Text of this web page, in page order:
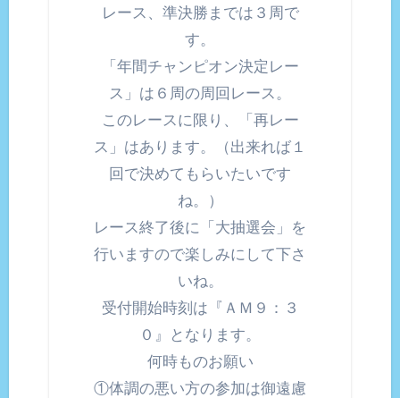
レース、準決勝までは３周で
す。
「年間チャンピオン決定レー
ス」は６周の周回レース。
このレースに限り、「再レー
ス」はあります。（出来れば１
回で決めてもらいたいです
ね。）
レース終了後に「大抽選会」を
行いますので楽しみにして下さ
いね。
受付開始時刻は『ＡＭ９：３
０』となります。
何時ものお願い
①体調の悪い方の参加は御遠慮